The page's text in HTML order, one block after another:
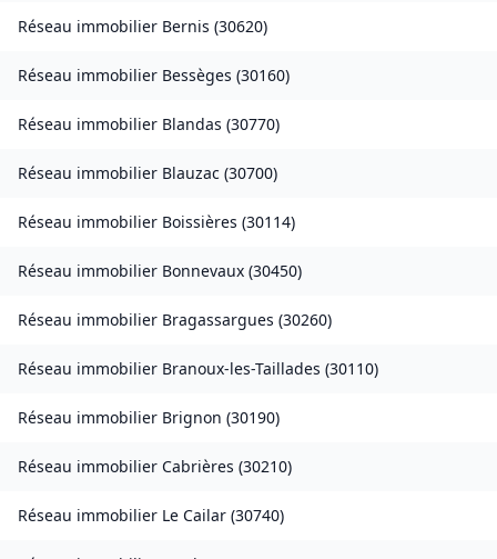
Réseau immobilier Bernis (30620)
Réseau immobilier Bessèges (30160)
Réseau immobilier Blandas (30770)
Réseau immobilier Blauzac (30700)
Réseau immobilier Boissières (30114)
Réseau immobilier Bonnevaux (30450)
Réseau immobilier Bragassargues (30260)
Réseau immobilier Branoux-les-Taillades (30110)
Réseau immobilier Brignon (30190)
Réseau immobilier Cabrières (30210)
Réseau immobilier Le Cailar (30740)